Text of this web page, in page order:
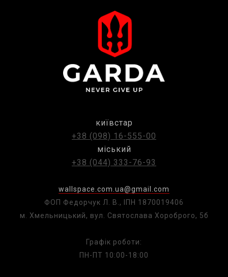
київстар
+38 (098) 16-555-00
міський
+38 (044) 333-76-93
wallspace.com.ua@gmail.com
ФОП Федорчук Л. В., ІПН 1870019406
м. Хмельницький, вул. Святослава Хороброго, 5б
Графік роботи:
ПН-ПТ 10:00-18:00